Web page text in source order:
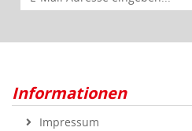
Informationen
Impressum